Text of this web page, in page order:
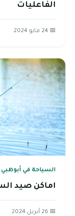
الفاعليات
📅 24 مايو 2024
السياحة في أبوظبي
اماكن صيد
📅 26 أبريل 2024